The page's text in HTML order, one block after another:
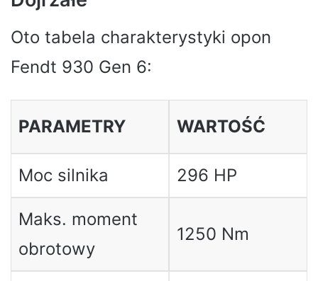
Oto tabela charakterystyki opon
Fendt 930 Gen 6:
PARAMETRY WARTOŚĆ
Moc silnika 296 HP
Maks. moment
obrotowy
1250 Nm